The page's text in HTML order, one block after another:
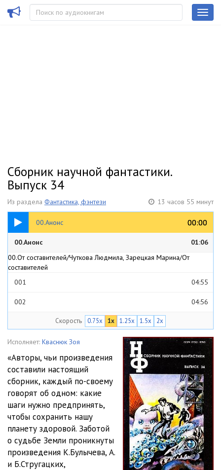
Сборник научной фантастики.
Выпуск 34
Из раздела Фантастика, фэнтези 13 часов 55 минут
00.Анонс 00:00
00:00
01:06
00.Анонс
00.Анонс
01:06
00.От составителей/Чуткова Людмила, Зарецкая Марина/От
составителей
001
04:55
002 04:56
004 04:56
005
03:48
01.Повести и рассказы/Биленкин Дмитрий/Уик-энд
001
04:56
002 04:57
003
01:41
01.Повести и рассказы/Булычев Кир/Спасите Галю!
001
04:56
Скорость 0.75x 1x 1.25x 1.5x 2x
Исполняет: Кваснюк Зоя
«Авторы, чьи произведения
составили настоящий
сборник, каждый по-своему
говорят об одном: какие
шаги нужно предпринять,
чтобы сохранить нашу
планету здоровой. Заботой
о судьбе Земли проникнуты
произведения К.Булычева, А.
и Б.Стругацких,